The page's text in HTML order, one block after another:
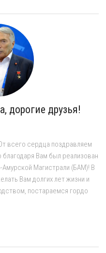
дорогие друзья!
всего сердца поздравляем
Вам был реализован
Амурской Магистрали (БАМ)! В
Вам долгих лет жизни и
постараемся гордо